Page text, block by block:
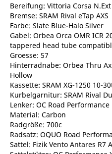
Bereifung: Vittoria Corsa
Bremse: SRAM Rival eTap AXS
Farbe: Slate Blue-Halo Silver
Gabel: Orbea Orca OMR ICR
tappered head tube
Groesse: 57
Hinterradnabe: Orbea Thru
Hollow
Kassette: SRAM XG-1250 10-
Kurbelgarnitur: SRAM Rival
Lenker: OC Road Performance
Material: Carbon
Radgröße: 700c
Radsatz: OQUO Road
Sattel: Fizik Vento Antares R7